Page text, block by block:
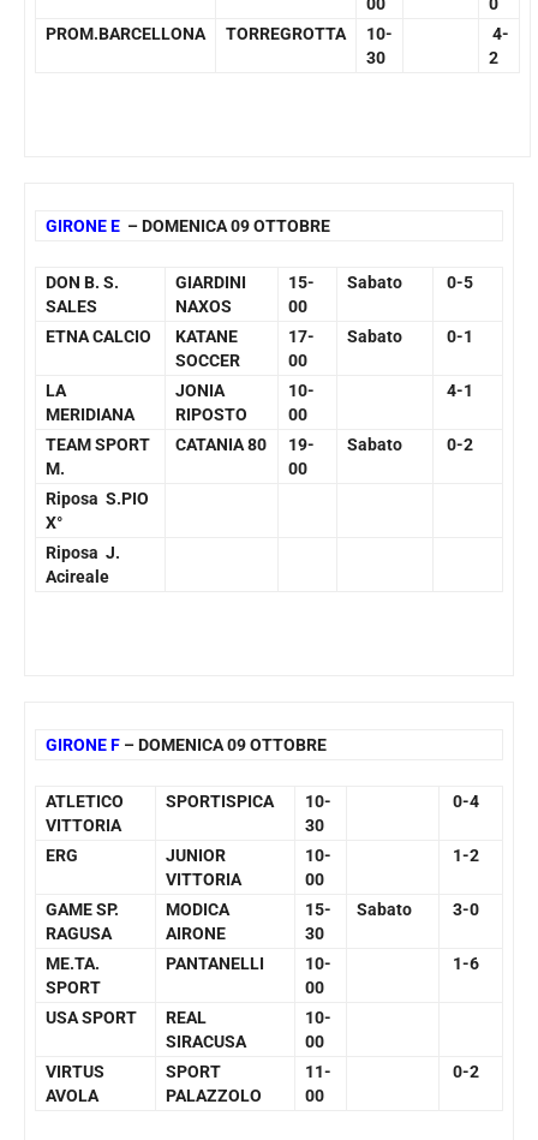
PROM.BARCELLONA
TORREGROTTA
10-
30
4-
2
GIRONE E – DOMENICA 09 OTTOBRE
DON B. S.
SALES
GIARDINI
NAXOS
15-
00
Sabato 0-5
ETNA CALCIO
KATANE
SOCCER
17-
00
Sabato 0-1
LA
MERIDIANA
JONIA
RIPOSTO
10-
00
4-1
TEAM SPORT
M.
CATANIA 80
19-
00
Sabato 0-2
Riposa S.PIO
X°
Riposa J.
Acireale
GIRONE F – DOMENICA 09 OTTOBRE
ATLETICO
VITTORIA
SPORTISPICA
10-
30
0-4
ERG
JUNIOR
VITTORIA
10-
00
1-2
GAME SP.
RAGUSA
MODICA
AIRONE
15-
30
Sabato 3-0
ME.TA.
SPORT
PANTANELLI
10-
00
1-6
USA SPORT
REAL
SIRACUSA
10-
00
VIRTUS
AVOLA
SPORT
PALAZZOLO
11-
00
0-2